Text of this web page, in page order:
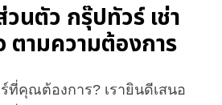
นตัว กรุ๊ปทัวร์ เช่า
ตามความต้องการ
ที่คุณต้องการ? เรายินดีเสนอ